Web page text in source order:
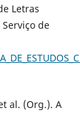
Letras
Serviço de
al. (Org.). A